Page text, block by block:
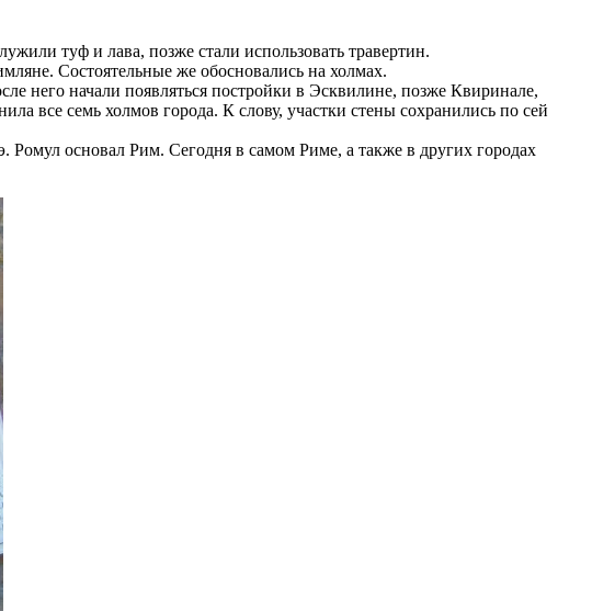
туф и лава, позже стали использовать травертин.
Состоятельные же обосновались на холмах.
него начали появляться постройки в Эсквилине, позже Квиринале,
все семь холмов города. К слову, участки стены сохранились по сей
основал Рим. Сегодня в самом Риме, а также в других городах